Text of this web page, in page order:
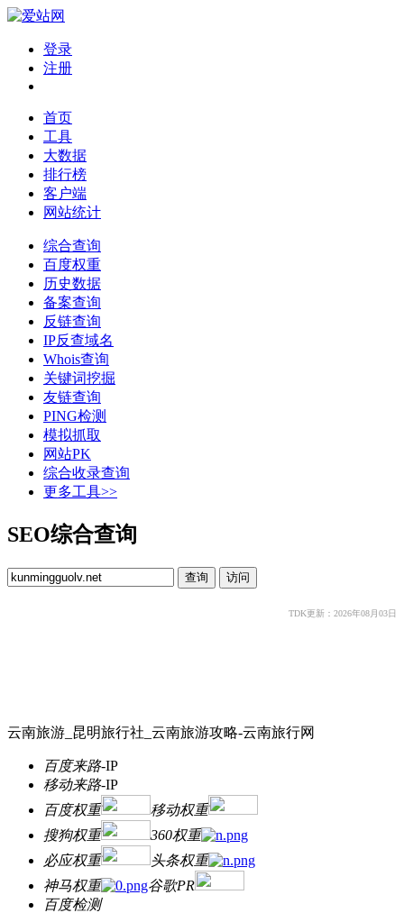
登录
注册
首页
工具
大数据
排行榜
客户端
网站统计
综合查询
百度权重
历史数据
备案查询
反链查询
IP反查域名
Whois查询
关键词挖掘
友链查询
PING检测
模拟抓取
网站PK
综合收录查询
更多工具>>
SEO综合查询
TDK更新：2026年08月03日
云南旅游_昆明旅行社_云南旅游攻略-云南旅行网
百度来路-IP
移动来路-IP
百度权重
移动权重
搜狗权重
360权重
必应权重
头条权重
神马权重
谷歌PR
百度检测